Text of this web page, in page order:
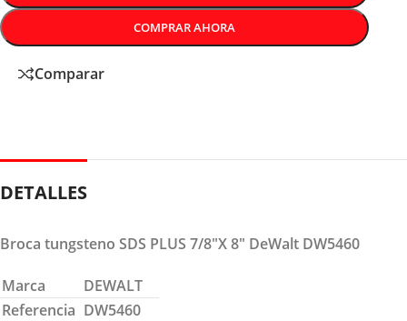
COMPRAR AHORA
Comparar
DETALLES
Broca tungsteno SDS PLUS 7/8″X 8″ DeWalt DW5460
Marca
DEWALT
Referencia DW5460